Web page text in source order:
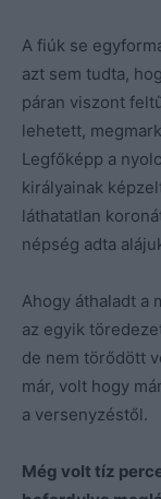
A fiúk se
azt sem tudta,
páran viszont
lehetett,
Legfőképp a
királyainak
láthatatlan
népség adta
Ahogy áthaladt a
az egyik
de nem törődött
már, volt hogy
a versenyzéstől.
Még volt tíz